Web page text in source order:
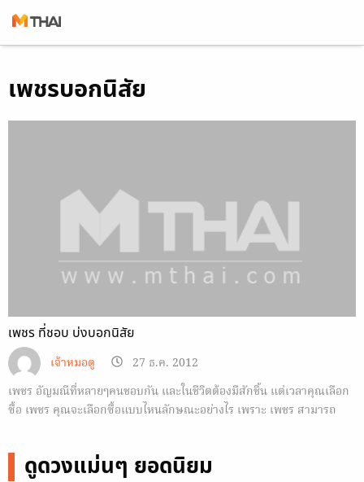
toเพชรบอกนิสัย
เพชร ที่ชอบ บ่งบอกนิสัย
เจ้าหมอดู
27 ธ.ค. 2012
เพชร อัญมณีที่หลายๆคนชอบกัน และในชีวิตต้องมีสักชิ้น แต่เวลาคุณเลือก
ซื้อ เพชร คุณจะเลือกซื้อแบบไหนลักษณะอย่างไร เพราะ เพชร สามารถ
ดูดวงแม่นๆ ยอดนิยม